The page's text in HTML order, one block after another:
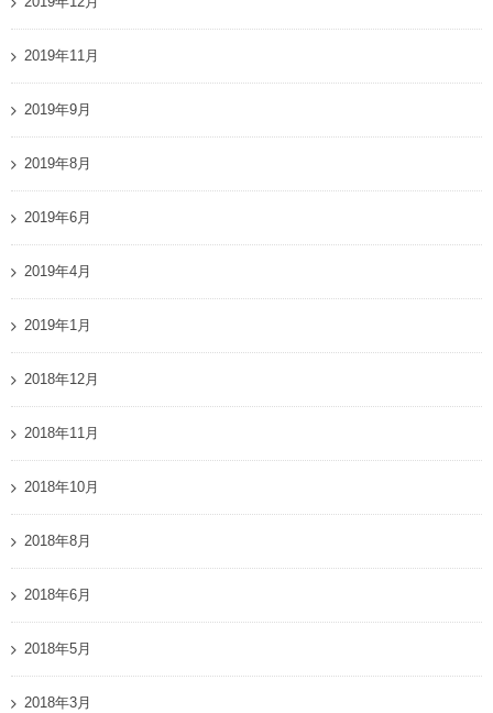
2019年11月
2019年9月
2019年8月
2019年6月
2019年4月
2019年1月
2018年12月
2018年11月
2018年10月
2018年8月
2018年6月
2018年5月
2018年3月